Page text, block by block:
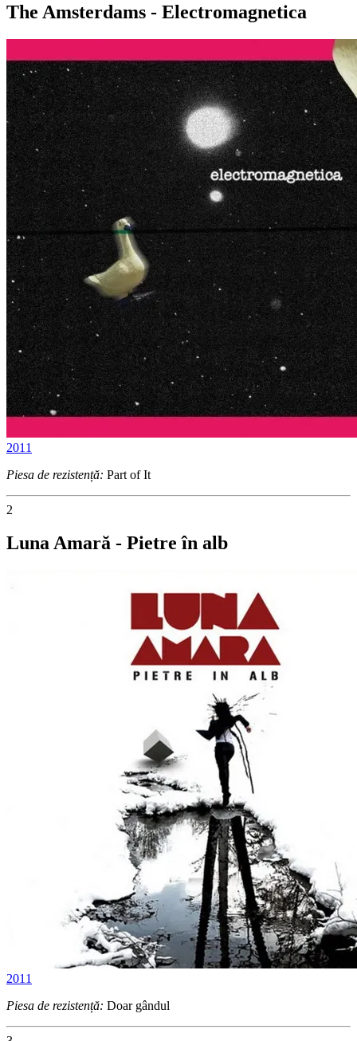
The Amsterdams - Electromagnetica
2011
Piesa de rezistență: Part of It
2
Luna Amară - Pietre în alb
2011
Piesa de rezistență: Doar gândul